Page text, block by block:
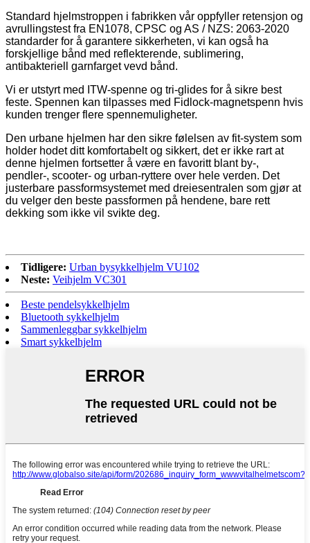
Standard hjelmstroppen i fabrikken vår oppfyller retensjon og
avrullingstest fra EN1078, CPSC og AS / NZS: 2063-2020
standarder for å garantere sikkerheten, vi kan også ha
forskjellige bånd med reflekterende, sublimering,
antibakteriell garnfarget vevd bånd.
Vi er utstyrt med ITW-spenne og tri-glides for å sikre best
feste. Spennen kan tilpasses med Fidlock-magnetspenn hvis
kunden trenger flere spennemuligheter.
Den urbane hjelmen har den sikre følelsen av fit-system som
holder hodet ditt komfortabelt og sikkert, det er ikke rart at
denne hjelmen fortsetter å være en favoritt blant by-,
pendler-, scooter- og urban-ryttere over hele verden. Det
justerbare passformsystemet med dreiesentralen som gjør at
du velger den beste passformen på hendene, bare rett
dekking som ikke vil svikte deg.
Tidligere: Urban bysykkelhjelm VU102
Neste: Veihjelm VC301
Beste pendelsykkelhjelm
Bluetooth sykkelhjelm
Sammenleggbar sykkelhjelm
Smart sykkelhjelm